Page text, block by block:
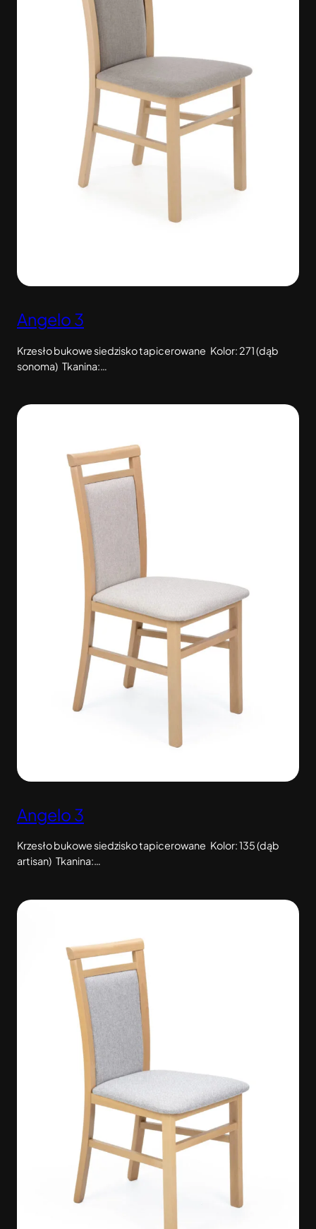
Angelo 3
Krzesło bukowe siedzisko tapicerowane Kolor: 271 (dąb
sonoma) Tkanina:…
Angelo 3
Krzesło bukowe siedzisko tapicerowane Kolor: 135 (dąb
artisan) Tkanina:…